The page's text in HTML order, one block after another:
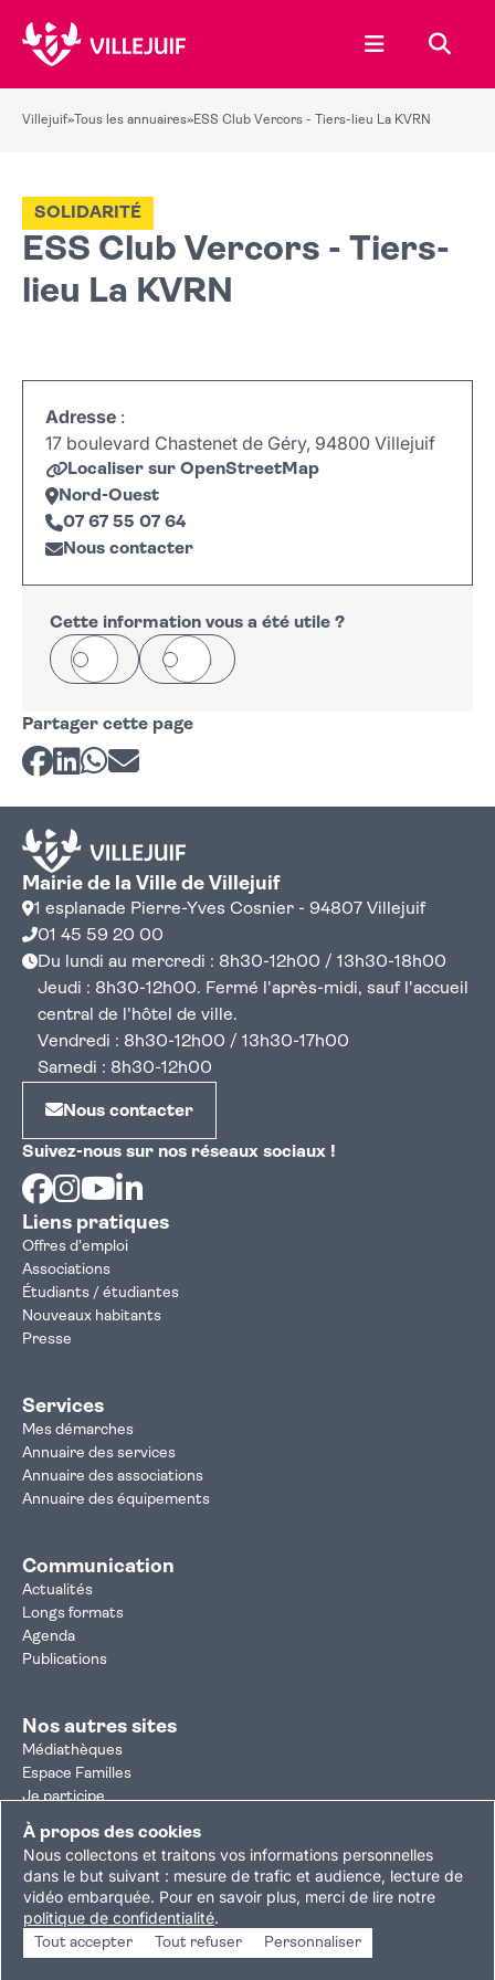
À propos des cookies
Nous collectons et traitons vos informations personnelles
dans le but suivant : mesure de trafic et audience, lecture de
vidéo embarquée. Pour en savoir plus, merci de lire notre
politique de confidentialité.
Tout accepter Tout refuser Personnaliser
Ouvrir le
Villejuif» Tous les annuaires»ESS Club Vercors - Tiers-lieu La KVRN
ESS Club Vercors - Tiers-
lieu La KVRN
SOLIDARITÉ
Adresse :
17 boulevard Chastenet de Géry, 94800 Villejuif
Localiser sur OpenStreetMap
Nord-Ouest
07 67 55 07 64
Nous contacter
+
−
Cette information vous a été utile ?
Oui Non
Partager cette page
Partager sur Facebook
Partager sur LinkedIn
Partager sur Whatsapp
Partager par courriel
Mairie de la Ville de Villejuif
1 esplanade Pierre-Yves Cosnier - 94807 Villejuif
01 45 59 20 00
Du lundi au mercredi : 8h30-12h00 / 13h30-18h00
Jeudi : 8h30-12h00. Fermé l'après-midi, sauf l'accueil
central de l'hôtel de ville.
Vendredi : 8h30-12h00 / 13h30-17h00
Samedi : 8h30-12h00
Nous contacter
Suivez-nous sur nos réseaux sociaux !
Facebook
Instagram
Youtube
Liens pratiques
Offres d'emploi
Associations
Étudiants / étudiantes
Nouveaux habitants
Presse
Services
Mes démarches
Annuaire des services
Annuaire des associations
Annuaire des équipements
Communication
Actualités
Longs formats
Agenda
Publications
Nos autres sites
Médiathèques
Espace Familles
Je participe
Autorisation d'urbanisme
Résultats électoraux
Plan du site Nous contacterMentions légales
Politique de confidentialitéAccessibilité : partiellement conforme
Gestion des cookies
Copyright © 2026 Ville de Villejuif